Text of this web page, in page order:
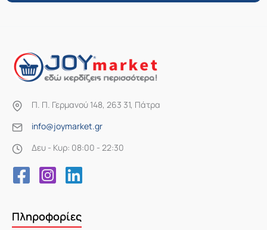
Π. Π. Γερμανού 148, 263 31, Πάτρα
info@joymarket.gr
Δευ - Κυρ: 08:00 - 22:30
Πληροφορίες